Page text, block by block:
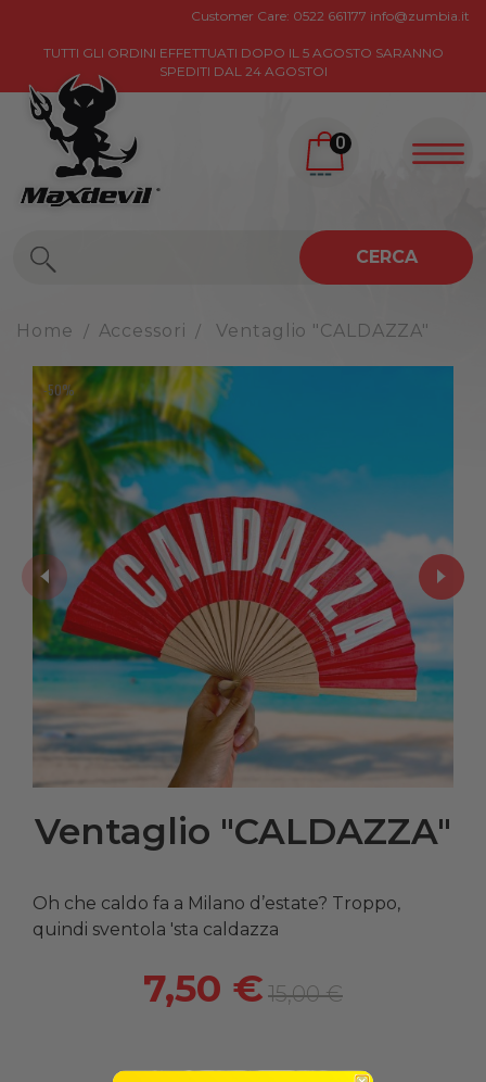
Customer Care: 0522 661177 info@zumbia.it
TUTTI GLI ORDINI EFFETTUATI DOPO IL 5 AGOSTO SARANNO
SPEDITI DAL 24 AGOSTOI
CERCA
0
Home Accessori Ventaglio "CALDAZZA"
-50%
Ventaglio "CALDAZZA"
Oh che caldo fa a Milano d’estate? Troppo,
quindi sventola 'sta caldazza
7,50 € 15,00 €